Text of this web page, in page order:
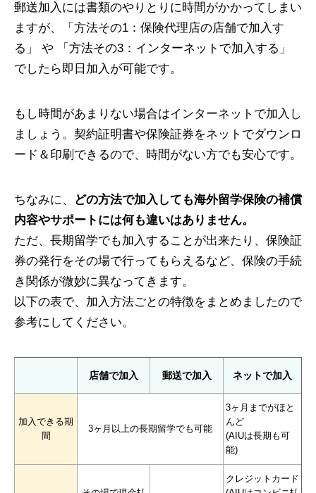
郵送加入には書類のやりとりに時間がかかってしまい
ますが、「方法その1：保険代理店の店舗で加入す
る」 や 「方法その3：インターネットで加入する」
でしたら即日加入が可能です。
もし時間があまりない場合はインターネットで加入し
ましょう。契約証明書や保険証券をネットでダウンロ
ード＆印刷できるので、時間がない方でも安心です。
ちなみに、
どの方法で加入しても海外留学保険の補償
内容やサポートには何も違いはありません。
ただ、長期留学でも加入することが出来たり、保険証
券の発行をその場で行ってもらえるなど、保険の手続
き関係が微妙に異なってきます。
以下の表で、加入方法ごとの特徴をまとめましたので
参考にしてください。
店舗で加入 郵送で加入 ネットで加入
加入できる期
間
3ヶ月以上の長期留学でも可能
3ヶ月までがほと
んど
(AIUは長期も可
能)
クレジットカード